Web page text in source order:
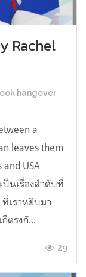
Rachel
hangover
a
leaves them
and USA
ป็นเรื่องลำดับที่
ที่เราหยิบมา
ตรงกั...
29